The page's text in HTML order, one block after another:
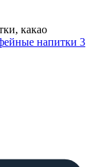
какао
напитки 3